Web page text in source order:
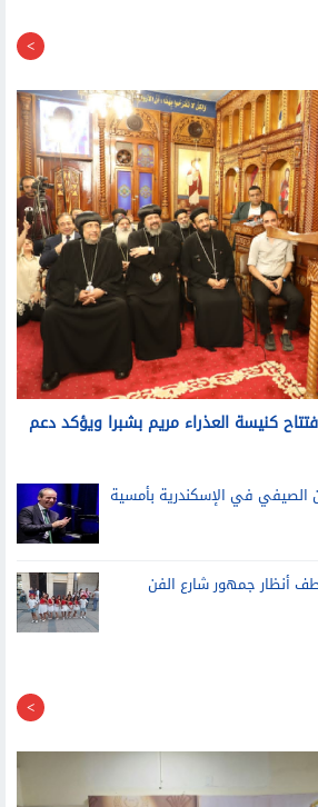
كنيسة العذراء مريم بشبرا ويؤكد دعم